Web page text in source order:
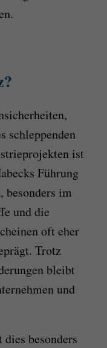
schleppenden
ist
Führung
besonders im
und die
oft eher
Trotz
bleibt
und
besonders